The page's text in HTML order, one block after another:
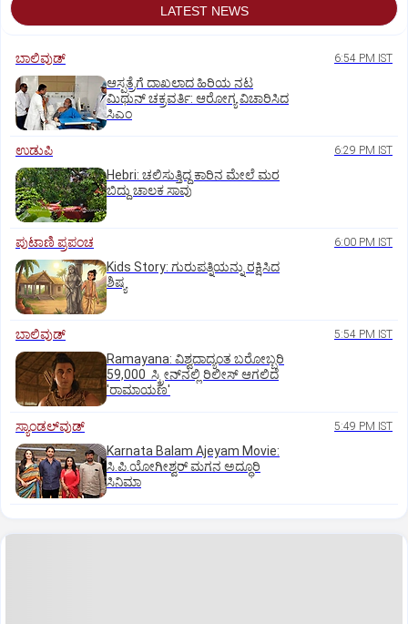
LATEST NEWS
ಬಾಲಿವುಡ್‌ 6:54 PM IST
ಆಸ್ಪತ್ರೆಗೆ ದಾಖಲಾದ ಹಿರಿಯ ನಟ
ಮಿಥುನ್ ಚಕ್ರವರ್ತಿ: ಆರೋಗ್ಯ ವಿಚಾರಿಸಿದ
ಸಿಎಂ
ಉಡುಪಿ 6:29 PM IST
Hebri: ಚಲಿಸುತ್ತಿದ್ದ ಕಾರಿನ ಮೇಲೆ ಮರ
ಬಿದ್ದು ಚಾಲಕ ಸಾವು
ಪುಟಾಣಿ ಪ್ರಪಂಚ 6:00 PM IST
Kids Story: ಗುರುಪತ್ನಿಯನ್ನು ರಕ್ಷಿಸಿದ
ಶಿಷ್ಯ
ಬಾಲಿವುಡ್‌ 5:54 PM IST
Ramayana: ವಿಶ್ವದಾದ್ಯಂತ ಬರೋಬ್ಬರಿ
59,000 ಸ್ಕ್ರೀನ್‌ನಲ್ಲಿ ರಿಲೀಸ್‌ ಆಗಲಿದೆ
'ರಾಮಾಯಣ'
ಸ್ಯಾಂಡಲ್‌ವುಡ್‌ 5:49 PM IST
Karnata Balam Ajeyam Movie:
ಸಿ.ಪಿ.ಯೋಗೀಶ್ವರ್‌ ಮಗನ ಅದ್ಧೂರಿ
ಸಿನಿಮಾ